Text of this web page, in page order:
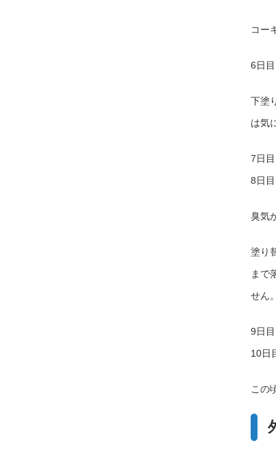
コー
6日
下塗
は気
7日
8日
臭気
塗り
まで
せん。
9日
10日
この